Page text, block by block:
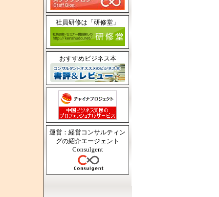
社員研修は「研修堂」
おすすめビジネス本
運営：経営コンサルティン
グの紹介エージェント
Consulgent